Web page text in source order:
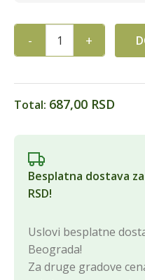
EPSOM SOLI 600gr.
Total: 687,00 RSD
Besplatna dostava
RSD!
Uslovi besplatne
Beograda!
Za druge gradove